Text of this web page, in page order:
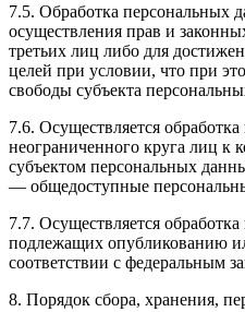
7.5. Обработка персональных
осуществления прав и
третьих лиц либо для
целей при условии, что при
свободы субъекта
7.6. Осуществляется
неограниченного круга лиц к
субъектом персональных
— общедоступные
7.7. Осуществляется
подлежащих опубликованию
соответствии с федеральным
8. Порядок сбора, хранения,